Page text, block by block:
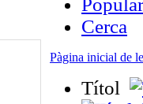
Popular
Cerca
Pàgina inicial de
Títol